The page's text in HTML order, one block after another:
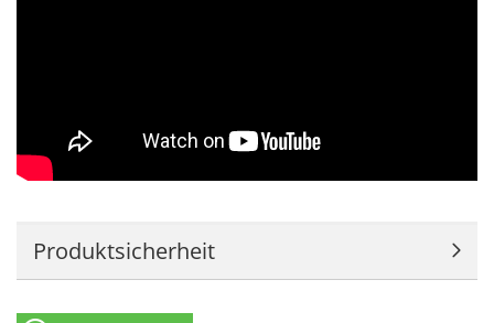
Produktsicherheit